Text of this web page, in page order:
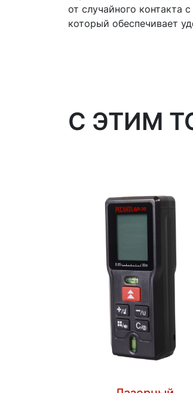
от случайного контакта
который обеспечивает
C ЭТИМ